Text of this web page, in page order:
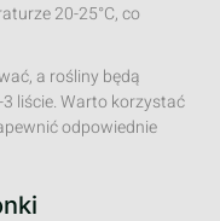
20-25°C, co
a rośliny będą
liście. Warto korzystać
odpowiednie